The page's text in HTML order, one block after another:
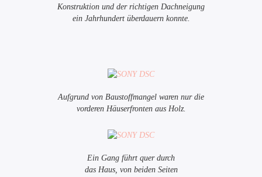
Konstruktion und der richtigen Dachneigung
ein Jahrhundert überdauern konnte.
Aufgrund von Baustoffmangel waren nur die
vorderen Häuserfronten aus Holz.
Ein Gang führt quer durch
das Haus, von beiden Seiten